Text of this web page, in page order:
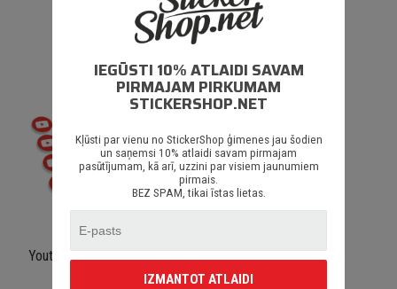
Youtube logo apaļš ar tekstu
IEGŪSTI 10% ATLAIDI SAVAM
PIRMAJAM PIRKUMAM
STICKERSHOP.NET
Kļūsti par vienu no StickerShop ģimenes jau šodien
un saņemsi 10% atlaidi savam pirmajam
pasūtījumam, kā arī, uzzini par visiem jaunumiem
pirmais.
BEZ SPAM, tikai īstas lietas.
IZMANTOT ATLAIDI